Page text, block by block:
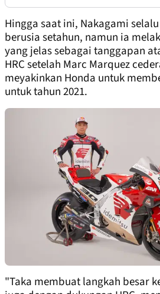
Hingga saat ini, Nakagami
berusia setahun, namun ia
yang jelas sebagai tanggapan
HRC setelah Marc Marquez
meyakinkan Honda untuk
untuk tahun 2021.
"Taka membuat langkah besar